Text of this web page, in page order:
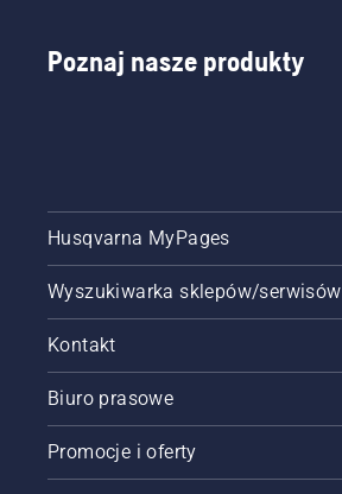
Poznaj nasze produkty
Husqvarna MyPages
Wyszukiwarka sklepów/serwisów
Kontakt
Biuro prasowe
Promocje i oferty